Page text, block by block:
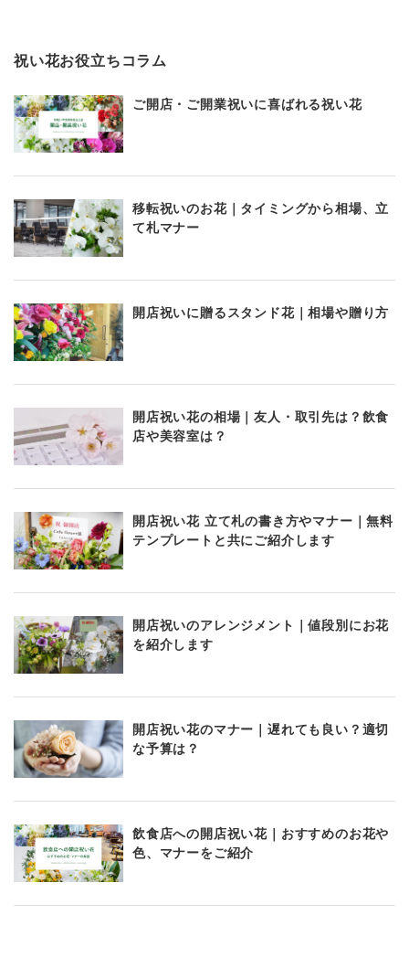
祝い花お役立ちコラム
ご開店・ご開業祝いに喜ばれる祝い花
移転祝いのお花｜タイミングから相場、立
て札マナー
開店祝いに贈るスタンド花｜相場や贈り方
開店祝い花の相場｜友人・取引先は？飲食
店や美容室は？
開店祝い花 立て札の書き方やマナー｜無料
テンプレートと共にご紹介します
開店祝いのアレンジメント｜値段別にお花
を紹介します
開店祝い花のマナー｜遅れても良い？適切
な予算は？
飲食店への開店祝い花｜おすすめのお花や
色、マナーをご紹介